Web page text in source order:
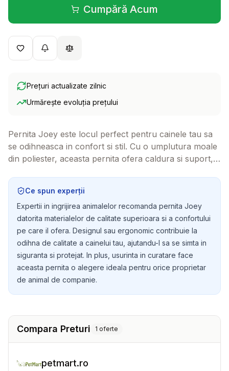
Cumpără Acum
(se deschide într-o filă
Prețuri actualizate zilnic
Urmărește evoluția prețului
Pernita Joey este locul perfect pentru cainele tau sa
se odihneasca in confort si stil. Cu o umplutura moale
din poliester, aceasta pernita ofera caldura si suport,
un spatiu dedicat somnului si relaxarii!
Ce spun experții
Expertii in ingrijirea animalelor recomanda pernita Joey
datorita materialelor de calitate superioara si a confortului
pe care il ofera. Designul sau ergonomic contribuie la
odihna de calitate a cainelui tau, ajutandu-l sa se simta in
siguranta si protejat. In plus, usurinta in curatare face
aceasta pernita o alegere ideala pentru orice proprietar
de animal de companie.
Compara Preturi 1 oferte
petmart.ro